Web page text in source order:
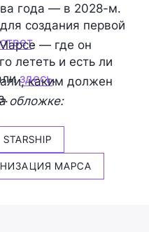
года — в 2028-м.
создания первой
. — где он
лететь и есть ли
здесь.
каким должен
обложке:
STARSHIP
МАРСА